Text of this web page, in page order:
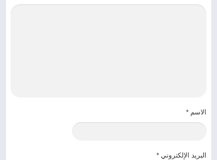
الاسم *
البريد الإلكتروني *